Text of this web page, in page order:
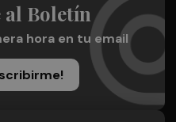
al Boletín
hora en tu email